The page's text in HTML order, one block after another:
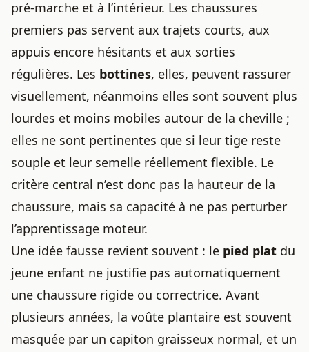
pré-marche et à l’intérieur. Les chaussures
premiers pas servent aux trajets courts, aux
appuis encore hésitants et aux sorties
régulières. Les bottines, elles, peuvent rassurer
visuellement, néanmoins elles sont souvent plus
lourdes et moins mobiles autour de la cheville ;
elles ne sont pertinentes que si leur tige reste
souple et leur semelle réellement flexible. Le
critère central n’est donc pas la hauteur de la
chaussure, mais sa capacité à ne pas perturber
l’apprentissage moteur.
Une idée fausse revient souvent : le pied plat du
jeune enfant ne justifie pas automatiquement
une chaussure rigide ou correctrice. Avant
plusieurs années, la voûte plantaire est souvent
masquée par un capiton graisseux normal, et un